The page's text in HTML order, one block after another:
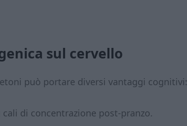
sul cervello
può portare diversi vantaggi cognitivi:
di concentrazione post-pranzo.